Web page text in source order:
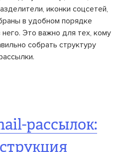
иконки соцсетей,
в удобном порядке
Это важно для тех, кому
собрать структуру
рассылок: